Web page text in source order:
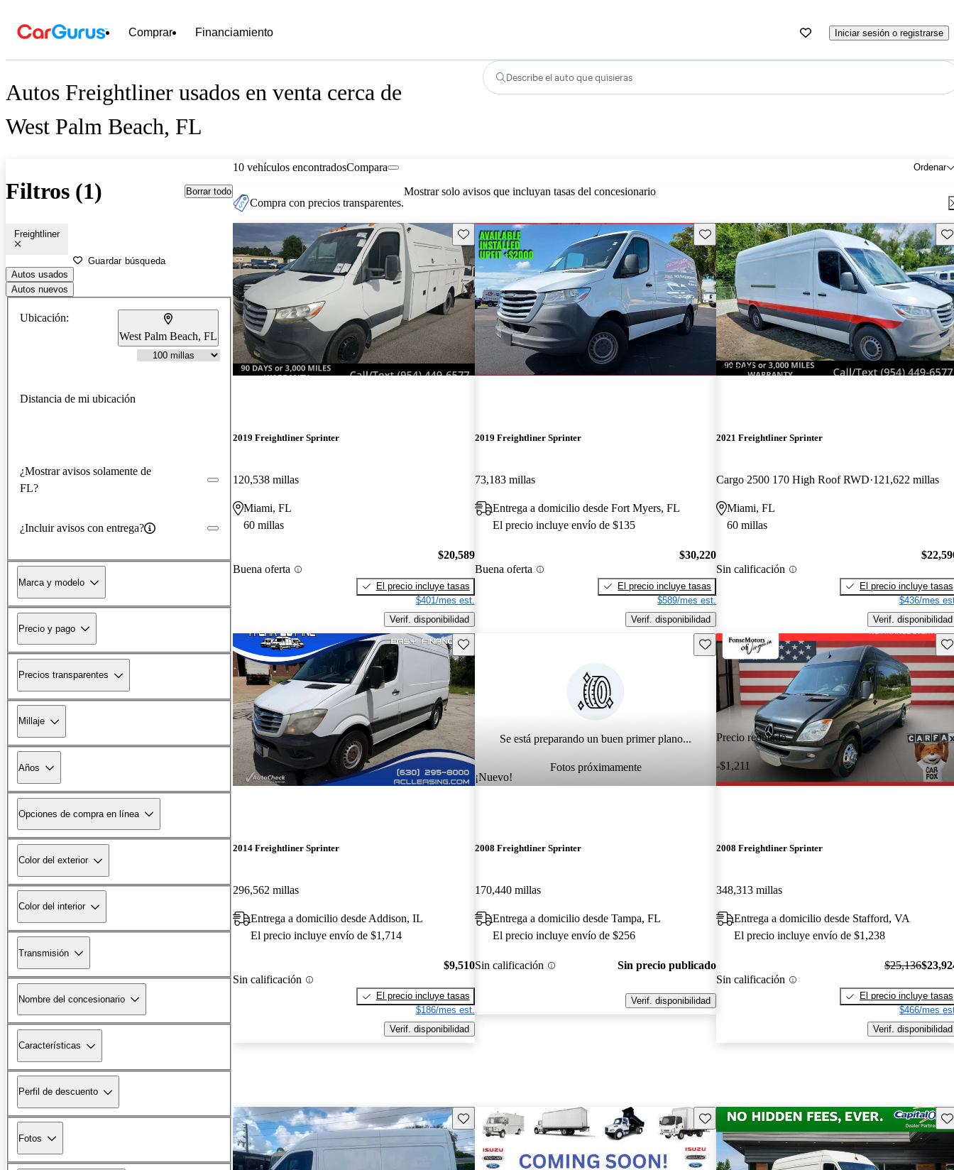
Comprar Financiamiento Iniciar sesión o registrarse
Autos Freightliner usados en venta cerca de
West Palm Beach, FL
Describe el auto que quisieras
Filtros (1) Borrar todo
Freightliner
Guardar búsqueda
Autos usados
Autos nuevos
Ubicación:
West Palm Beach, FL
Distancia de mi ubicación
¿Mostrar avisos solamente de
FL?
¿Incluir avisos con entrega?
Marca y modelo
Precio y pago
Precios transparentes
Millaje
Años
Opciones de compra en línea
Color del exterior
Color del interior
Transmisión
Nombre del concesionario
Características
Perfil de descuento
Fotos
10 vehículos encontrados Ordenar
Compara
Compra con precios transparentes.
Mostrar solo avisos que incluyan tasas del concesionario
Guarda este Aviso
2019 Freightliner Sprinter
120,538 millas
Miami, FL
60 millas
Buena oferta
$20,589
El precio incluye tasas
$401/mes est.
Verif. disponibilidad
Guarda este Aviso
2019 Freightliner Sprinter
73,183 millas
Entrega a domicilio desde Fort Myers, FL
El precio incluye envío de $135
Buena oferta
$30,220
El precio incluye tasas
$589/mes est.
Verif. disponibilidad
¡Nuevo!
2021 Freightliner Sprinter
Cargo 2500 170 High Roof RWD 121,622 millas
Miami, FL
60 millas
Sin calificación
El precio incluye tasas
$436/mes
Verif. disponibilidad
Guarda este Aviso
2014 Freightliner Sprinter
296,562 millas
Entrega a domicilio desde Addison, IL
El precio incluye envío de $1,714
Sin calificación
$9,510
El precio incluye tasas
$186/mes est.
Verif. disponibilidad
Se está preparando un buen primer plano...
Fotos próximamente
¡Nuevo!
Guarda este Aviso
2008 Freightliner Sprinter
170,440 millas
Entrega a domicilio desde Tampa, FL
El precio incluye envío de $256
Sin calificación Sin precio publicado
Verif. disponibilidad
Precio reducido
-$1,211
2008 Freightliner Sprinter
348,313 millas
Entrega a domicilio desde Stafford, VA
El precio incluye envío de $1,238
Sin calificación
$25,136
El precio incluye tasas
$466/mes
Verif. disponibilidad
Guarda este Aviso Guarda este Aviso